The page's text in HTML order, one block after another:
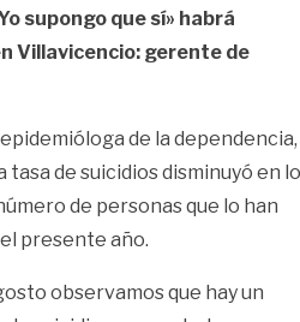
supongo que sí» habrá
Villavicencio: gerente de
de la dependencia,
tasa de suicidios disminuyó en lo
de personas que lo han
presente año.
observamos que hay un